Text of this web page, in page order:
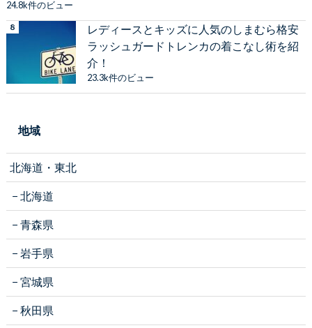
24.8k件のビュー
レディースとキッズに人気のしまむら格安
ラッシュガードトレンカの着こなし術を紹
介！
23.3k件のビュー
地域
北海道・東北
北海道
青森県
岩手県
宮城県
秋田県